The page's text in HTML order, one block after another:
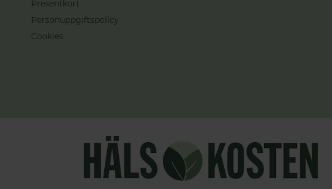
Presentkort
Personuppgiftspolicy
Cookies